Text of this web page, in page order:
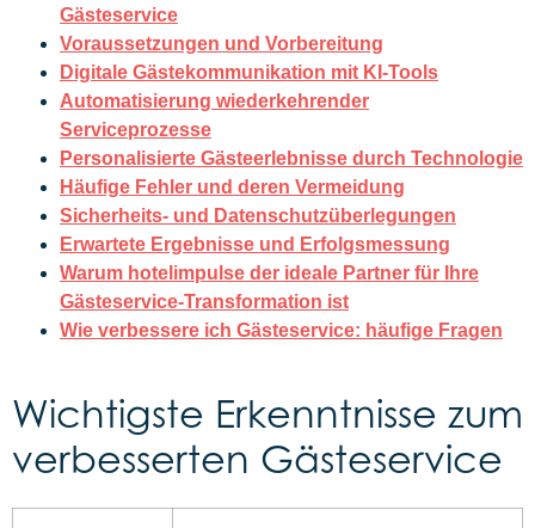
Gästeservice
Voraussetzungen und Vorbereitung
Digitale Gästekommunikation mit KI-Tools
Automatisierung wiederkehrender
Serviceprozesse
Personalisierte Gästeerlebnisse durch Technologie
Häufige Fehler und deren Vermeidung
Sicherheits- und Datenschutzüberlegungen
Erwartete Ergebnisse und Erfolgsmessung
Warum hotelimpulse der ideale Partner für Ihre
Gästeservice-Transformation ist
Wie verbessere ich Gästeservice: häufige Fragen
Wichtigste Erkenntnisse zum
verbesserten Gästeservice